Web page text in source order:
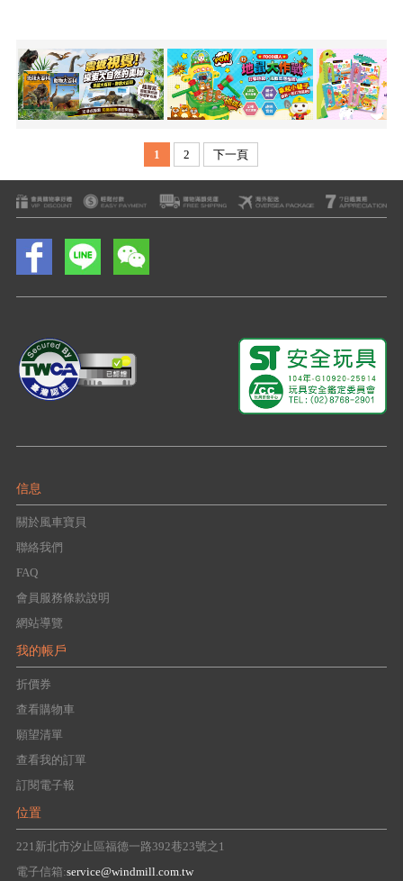
1 2 下一頁
信息
關於風車寶貝
聯絡我們
FAQ
會員服務條款說明
網站導覽
我的帳戶
折價券
查看購物車
願望清單
查看我的訂單
訂閱電子報
位置
221新北市汐止區福德一路392巷23號之1
電子信箱:service@windmill.com.tw